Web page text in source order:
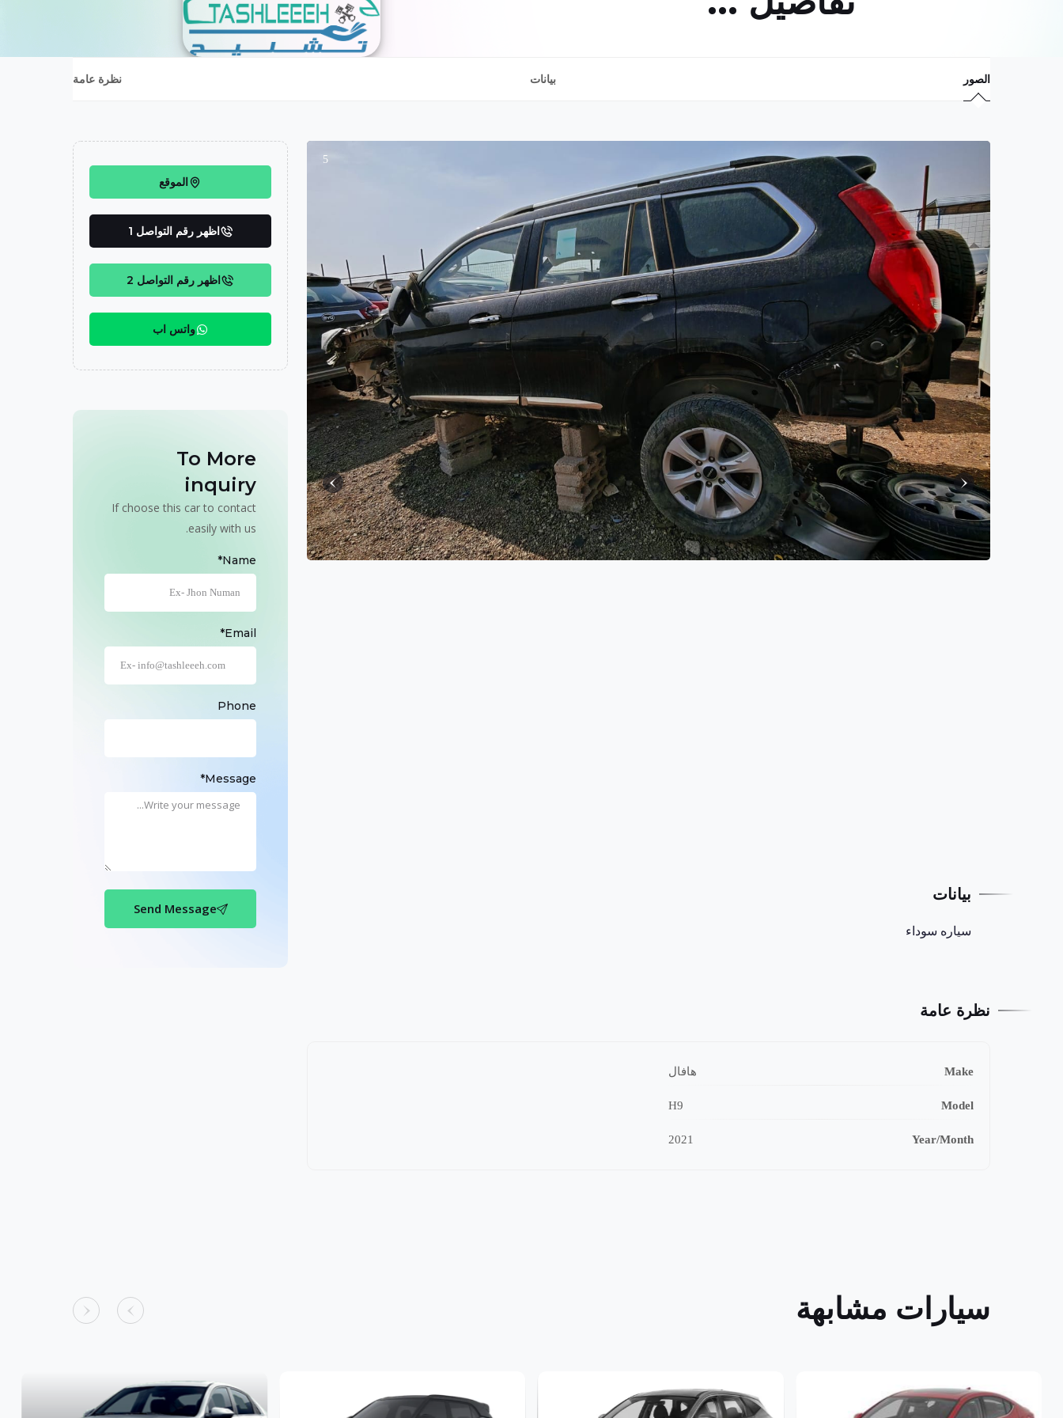
الصور بيانات نظرة عامة
5
بيانات
سياره سوداء
نظرة عامة
Make هافال
Model
H9
Year/Month
2021
الموقع
اظهر رقم التواصل 1
اظهر رقم التواصل 2
واتس اب
To More
inquiry
If choose this car to contact
easily with us.
Name*
Email*
Phone
Message*
Send Message
سيارات مشابهة